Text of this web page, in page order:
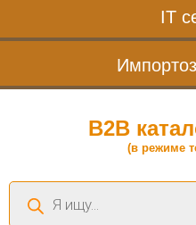
IT
B2B
(в режиме
Поиск
товаров